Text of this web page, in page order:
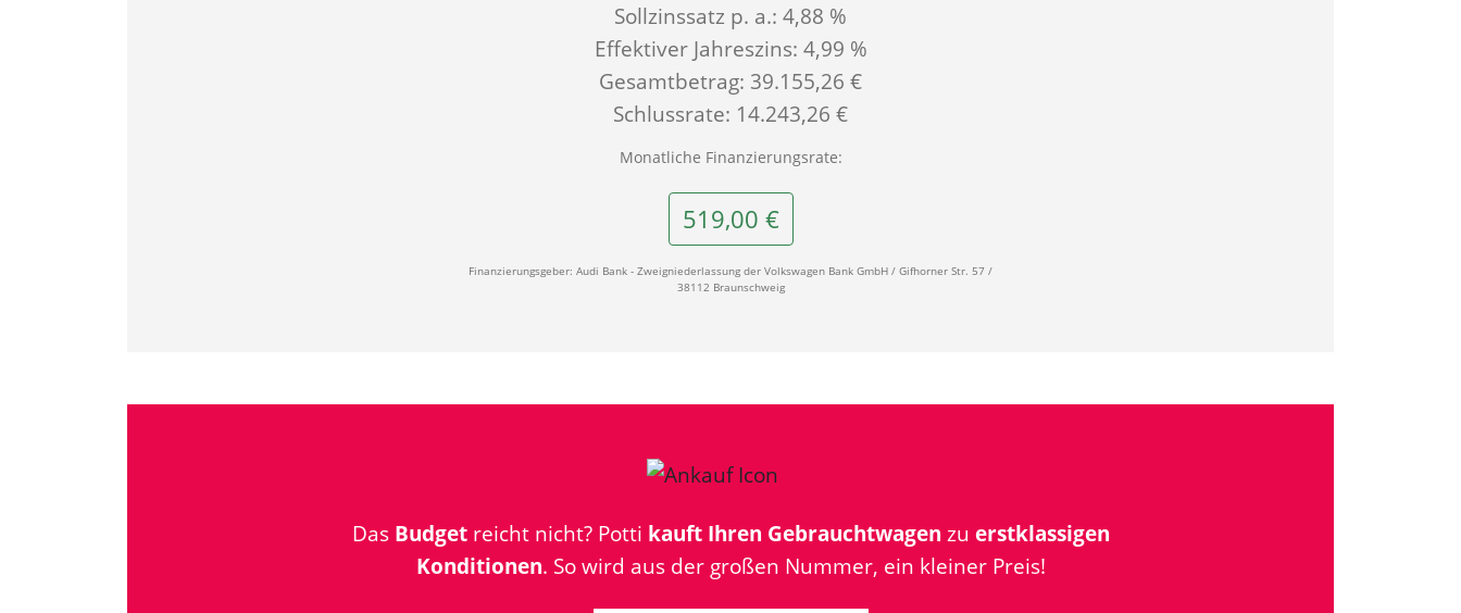
Sollzinssatz p. a.: 4,88 %
Effektiver Jahreszins: 4,99 %
Gesamtbetrag: 39.155,26 €
Schlussrate: 14.243,26 €
Monatliche Finanzierungsrate:
519,00 €
Finanzierungsgeber: Audi Bank - Zweigniederlassung der Volkswagen Bank GmbH / Gifhorner Str. 57 /
38112 Braunschweig
Das Budgetreicht nicht? Potti kauft Ihren Gebrauchtwagen zu erstklassigen
Konditionen. So wird aus der großen Nummer, ein kleiner Preis!